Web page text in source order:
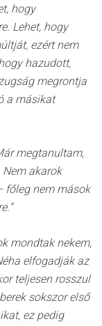
hogy
Lehet, hogy
ezért nem
hazudott,
megrontja
a másikat
megtanultam,
akarok
főleg nem mások
mondtak nekem,
elfogadják az
teljesen rosszul
sokszor első
ez pedig